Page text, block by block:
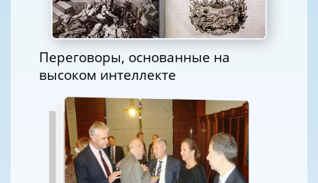
Переговоры, основанные на
высоком интеллекте